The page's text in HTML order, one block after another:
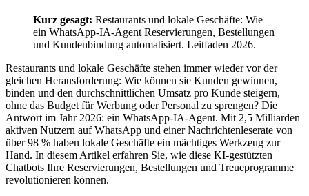
Kurz gesagt: Restaurants und lokale Geschäfte: Wie
ein WhatsApp-IA-Agent Reservierungen, Bestellungen
und Kundenbindung automatisiert. Leitfaden 2026.
Restaurants und lokale Geschäfte stehen immer wieder vor der
gleichen Herausforderung: Wie können sie Kunden gewinnen,
binden und den durchschnittlichen Umsatz pro Kunde steigern,
ohne das Budget für Werbung oder Personal zu sprengen? Die
Antwort im Jahr 2026: ein WhatsApp-IA-Agent. Mit 2,5 Milliarden
aktiven Nutzern auf WhatsApp und einer Nachrichtenleserate von
über 98 % haben lokale Geschäfte ein mächtiges Werkzeug zur
Hand. In diesem Artikel erfahren Sie, wie diese KI-gestützten
Chatbots Ihre Reservierungen, Bestellungen und Treueprogramme
revolutionieren können.